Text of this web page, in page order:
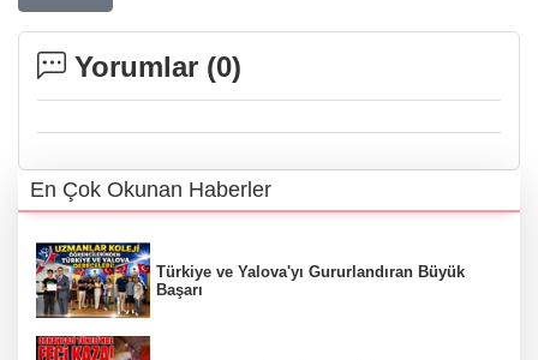
Yorumlar (0)
En Çok Okunan Haberler
Türkiye ve Yalova'yı Gururlandıran Büyük
Başarı